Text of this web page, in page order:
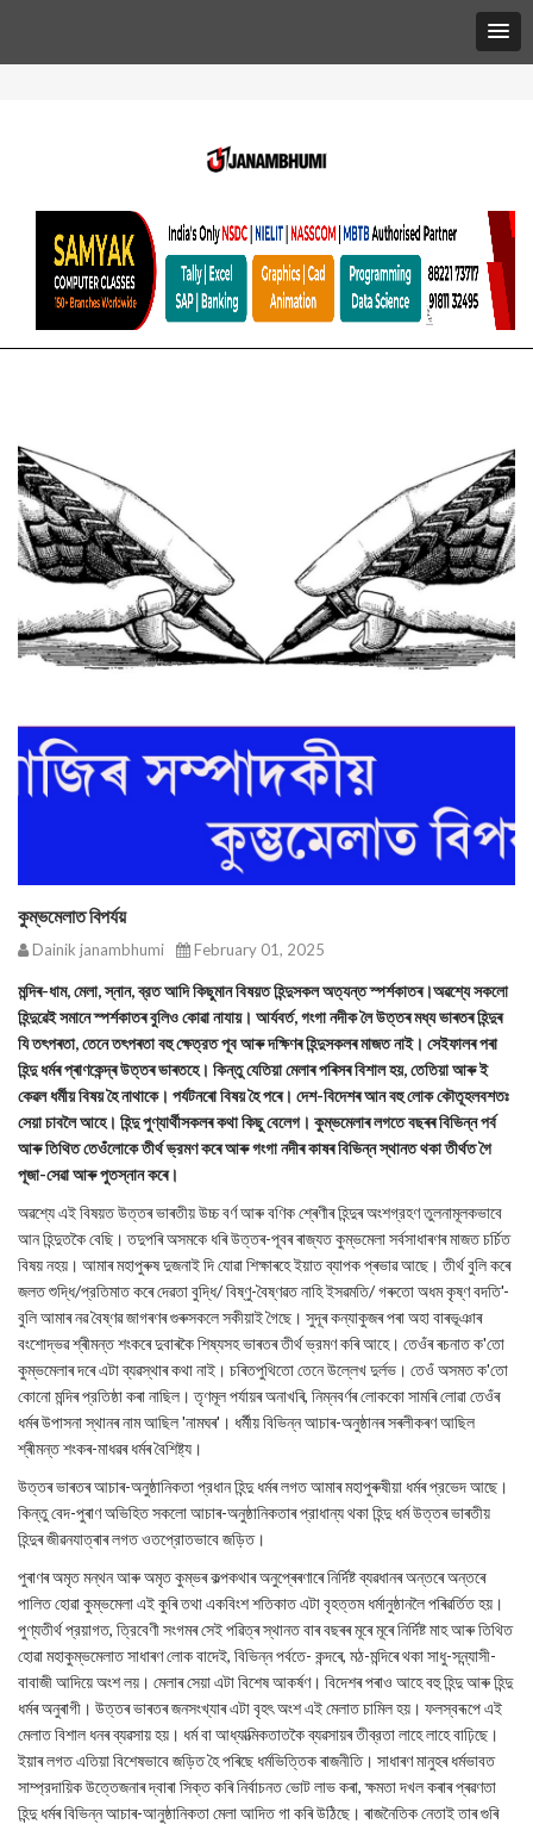
কুম্ভমেলাত বিপৰ্যয়
Dainik janambhumi February 01, 2025
মন্দিৰ-ধাম, মেলা, স্নান, ব্রত আদি কিছুমান বিষয়ত হিন্দুসকল অত্যন্ত স্পৰ্শকাতৰ।অৱশ্যে সকলো
হিন্দুৱেই সমানে স্পৰ্শকাতৰ বুলিও কোৱা নাযায়। আর্যবর্ত, গংগা নদীক লৈ উত্তৰ মধ্য ভাৰতৰ হিন্দুৰ
যি তৎপৰতা, তেনে তৎপৰতা বহু ক্ষেত্রত পূব আৰু দক্ষিণৰ হিন্দুসকলৰ মাজত নাই। সেইফালৰ পৰা
হিন্দু ধৰ্মৰ প্ৰাণকেন্দ্ৰ উত্তৰ ভাৰতহে। কিন্তু যেতিয়া মেলাৰ পৰিসৰ বিশাল হয়, তেতিয়া আৰু ই
কেৱল ধর্মীয় বিষয় হৈ নাথাকে। পর্যটনৰো বিষয় হৈ পৰে। দেশ-বিদেশৰ আন বহু লোক কৌতূহলবশতঃ
সেয়া চাবলৈ আহে। হিন্দু পুণ্যার্থীসকলৰ কথা কিছু বেলেগ। কুম্ভমেলাৰ লগতে বছৰৰ বিভিন্ন পৰ্ব
আৰু তিথিত তেওঁলোকে তীর্থ ভ্রমণ কৰে আৰু গংগা নদীৰ কাষৰ বিভিন্ন স্থানত থকা তীৰ্থত গৈ
পূজা-সেৱা আৰু পুতস্নান কৰে।
অৱশ্যে এই বিষয়ত উত্তৰ ভাৰতীয় উচ্চ বৰ্ণ আৰু বণিক শ্ৰেণীৰ হিন্দুৰ অংশগ্রহণ তুলনামূলকভাবে
আন হিন্দুতকৈ বেছি। তদুপৰি অসমকে ধৰি উত্তৰ-পূবৰ ৰাজ্যত কুম্ভমেলা সৰ্বসাধাৰণৰ মাজত চৰ্চিত
বিষয় নহয়। আমাৰ মহাপুৰুষ দুজনাই দি যোৱা শিক্ষাৰহে ইয়াত ব্যাপক প্ৰভাৱ আছে। তীর্থ বুলি কৰে
জলত শুদ্ধি/প্রতিমাত কৰে দেৱতা বুদ্ধি/ বিষ্ণু-বৈষ্ণৱত নাহি ইসৱমতি/ গৰুতো অধম কৃষ্ণ বদতি'-
বুলি আমাৰ নৱ বৈষ্ণৱ জাগৰণৰ গুৰুসকলে সকীয়াই গৈছে। সুদূৰ কন্যাকুজৰ পৰা অহা বাৰভূঞাৰ
বংশোদ্ভৱ শ্ৰীমন্ত শংকৰে দুবাৰকৈ শিষ্যসহ ভাৰতৰ তীর্থ ভ্রমণ কৰি আহে। তেওঁৰ ৰচনাত ক'তো
কুম্ভমেলাৰ দৰে এটা ব্যৱস্থাৰ কথা নাই। চৰিতপুথিতো তেনে উল্লেখ দুর্লভ। তেওঁ অসমত ক'তো
কোনো মন্দিৰ প্রতিষ্ঠা কৰা নাছিল। তৃণমূল পৰ্যায়ৰ অনাখৰি, নিম্নবৰ্ণৰ লোককো সামৰি লোৱা তেওঁৰ
ধৰ্মৰ উপাসনা স্থানৰ নাম আছিল 'নামঘৰ'। ধৰ্মীয় বিভিন্ন আচাৰ-অনুষ্ঠানৰ সৰলীকৰণ আছিল
শ্ৰীমন্ত শংকৰ-মাধৱৰ ধৰ্মৰ বৈশিষ্ট্য।
উত্তৰ ভাৰতৰ আচাৰ-অনুষ্ঠানিকতা প্রধান হিন্দু ধৰ্মৰ লগত আমাৰ মহাপুৰুষীয়া ধৰ্মৰ প্রভেদ আছে।
কিন্তু বেদ-পুৰাণ অভিহিত সকলো আচাৰ-অনুষ্ঠানিকতাৰ প্রাধান্য থকা হিন্দু ধৰ্ম উত্তৰ ভাৰতীয়
হিন্দুৰ জীৱনযাত্ৰাৰ লগত ওতপ্রোতভাবে জড়িত।
পুৰাণৰ অমৃত মন্থন আৰু অমৃত কুম্ভৰ কল্পকথাৰ অনুপ্ৰেৰণাৰে নিৰ্দিষ্ট ব্যৱধানৰ অন্তৰে অন্তৰে
পালিত হোৱা কুম্ভমেলা এই কুৰি তথা একবিংশ শতিকাত এটা বৃহত্তম ধর্মানুষ্ঠানলৈ পৰিৱৰ্তিত হয়।
পুণ্যতীর্থ প্রয়াগত, ত্রিবেণী সংগমৰ সেই পৱিত্ৰ স্থানত বাৰ বছৰৰ মূৰে মূৰে নিৰ্দিষ্ট মাহ আৰু তিথিত
হোৱা মহাকুম্ভমেলাত সাধাৰণ লোক বাদেই, বিভিন্ন পর্বতে- কন্দৰে, মঠ-মন্দিৰে থকা সাধু-সন্ন্যাসী-
বাবাজী আদিয়ে অংশ লয়। মেলাৰ সেয়া এটা বিশেষ আকর্ষণ। বিদেশৰ পৰাও আহে বহু হিন্দু আৰু হিন্দু
ধৰ্মৰ অনুৰাগী। উত্তৰ ভাৰতৰ জনসংখ্যাৰ এটা বৃহৎ অংশ এই মেলাত চামিল হয়। ফলস্বৰূপে এই
মেলাত বিশাল ধনৰ ব্যৱসায় হয়। ধর্ম বা আধ্যাত্মিকতাতকৈ ব্যৱসায়ৰ তীব্রতা লাহে লাহে বাঢ়িছে।
ইয়াৰ লগত এতিয়া বিশেষভাবে জড়িত হৈ পৰিছে ধর্মভিত্তিক ৰাজনীতি। সাধাৰণ মানুহৰ ধৰ্মভাবত
সাম্প্রদায়িক উত্তেজনাৰ দ্বাৰা সিক্ত কৰি নিৰ্বাচনত ভোট লাভ কৰা, ক্ষমতা দখল কৰাৰ প্ৰৱণতা
হিন্দু ধৰ্মৰ বিভিন্ন আচাৰ-আনুষ্ঠানিকতা মেলা আদিত গা কৰি উঠিছে। ৰাজনৈতিক নেতাই তাৰ গুৰি